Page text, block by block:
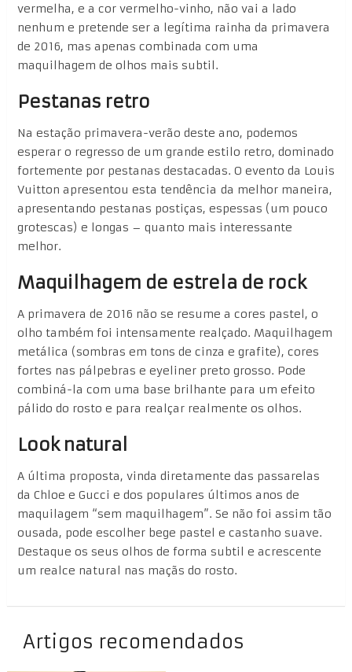
vermelha, e a cor vermelho-vinho, não vai a lado
nenhum e pretende ser a legítima rainha da primavera
de 2016, mas apenas combinada com uma
maquilhagem de olhos mais subtil.
Pestanas retro
Na estação primavera-verão deste ano, podemos
esperar o regresso de um grande estilo retro, dominado
fortemente por pestanas destacadas. O evento da Louis
Vuitton apresentou esta tendência da melhor maneira,
apresentando pestanas postiças, espessas (um pouco
grotescas) e longas – quanto mais interessante
melhor.
Maquilhagem de estrela de rock
A primavera de 2016 não se resume a cores pastel, o
olho também foi intensamente realçado. Maquilhagem
metálica (sombras em tons de cinza e grafite), cores
fortes nas pálpebras e eyeliner preto grosso. Pode
combiná-la com uma base brilhante para um efeito
pálido do rosto e para realçar realmente os olhos.
Look natural
A última proposta, vinda diretamente das passarelas
da Chloe e Gucci e dos populares últimos anos de
maquilagem “sem maquilhagem”. Se não foi assim tão
ousada, pode escolher bege pastel e castanho suave.
Destaque os seus olhos de forma subtil e acrescente
um realce natural nas maçãs do rosto.
Artigos recomendados